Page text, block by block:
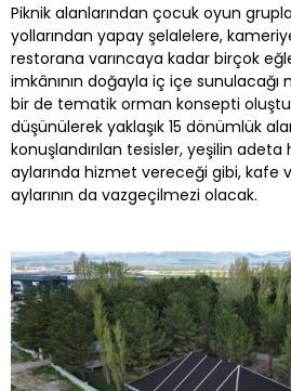
Piknik alanlarından çocuk oyun
yollarından yapay şelalelere,
restorana varıncaya kadar birçok
imkânının doğayla iç içe sunulacağı
bir de tematik orman konsepti
düşünülerek yaklaşık 15 dönümlük
konuşlandırılan tesisler, yeşilin
aylarında hizmet vereceği gibi, kafe
aylarının da vazgeçilmezi olacak.